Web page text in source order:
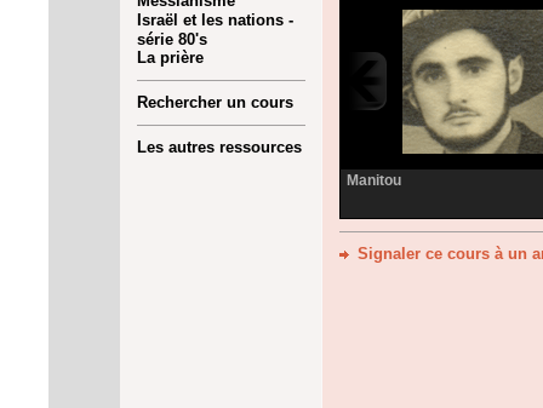
Israël et les nations -
série 80's
La prière
Rechercher un cours
Les autres ressources
Manitou
Signaler ce cours à un